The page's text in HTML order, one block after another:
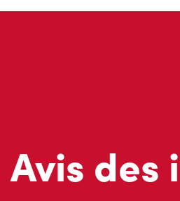
Avis des